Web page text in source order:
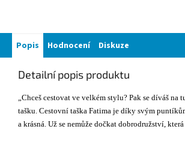
Popis Hodnocení Diskuze
Detailní popis produktu
„Chceš cestovat ve velkém stylu? Pak se díváš na
tašku. Cestovní taška Fatima je díky svým
a krásná. Už se nemůže dočkat dobrodružství,